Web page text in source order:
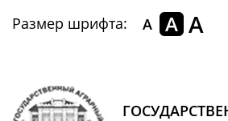
Размер шрифта: A A A